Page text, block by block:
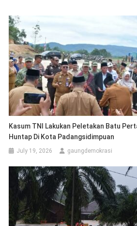
Kasum TNI Lakukan Peletakan Batu
Huntap Di Kota Padangsidimpuan
July 19, 2026 gaungdemokrasi